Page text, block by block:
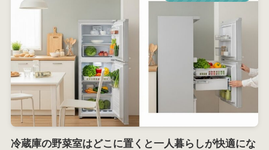
冷蔵庫の野菜室はどこに置くと一人暮らしが快適にな